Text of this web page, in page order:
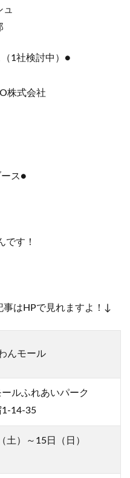
1社検討中）●
株式会社
ス●
です！
事はHPで見れますよ！↓
んモール
ルふれあいパーク
1-14-35
土）～15日（日）